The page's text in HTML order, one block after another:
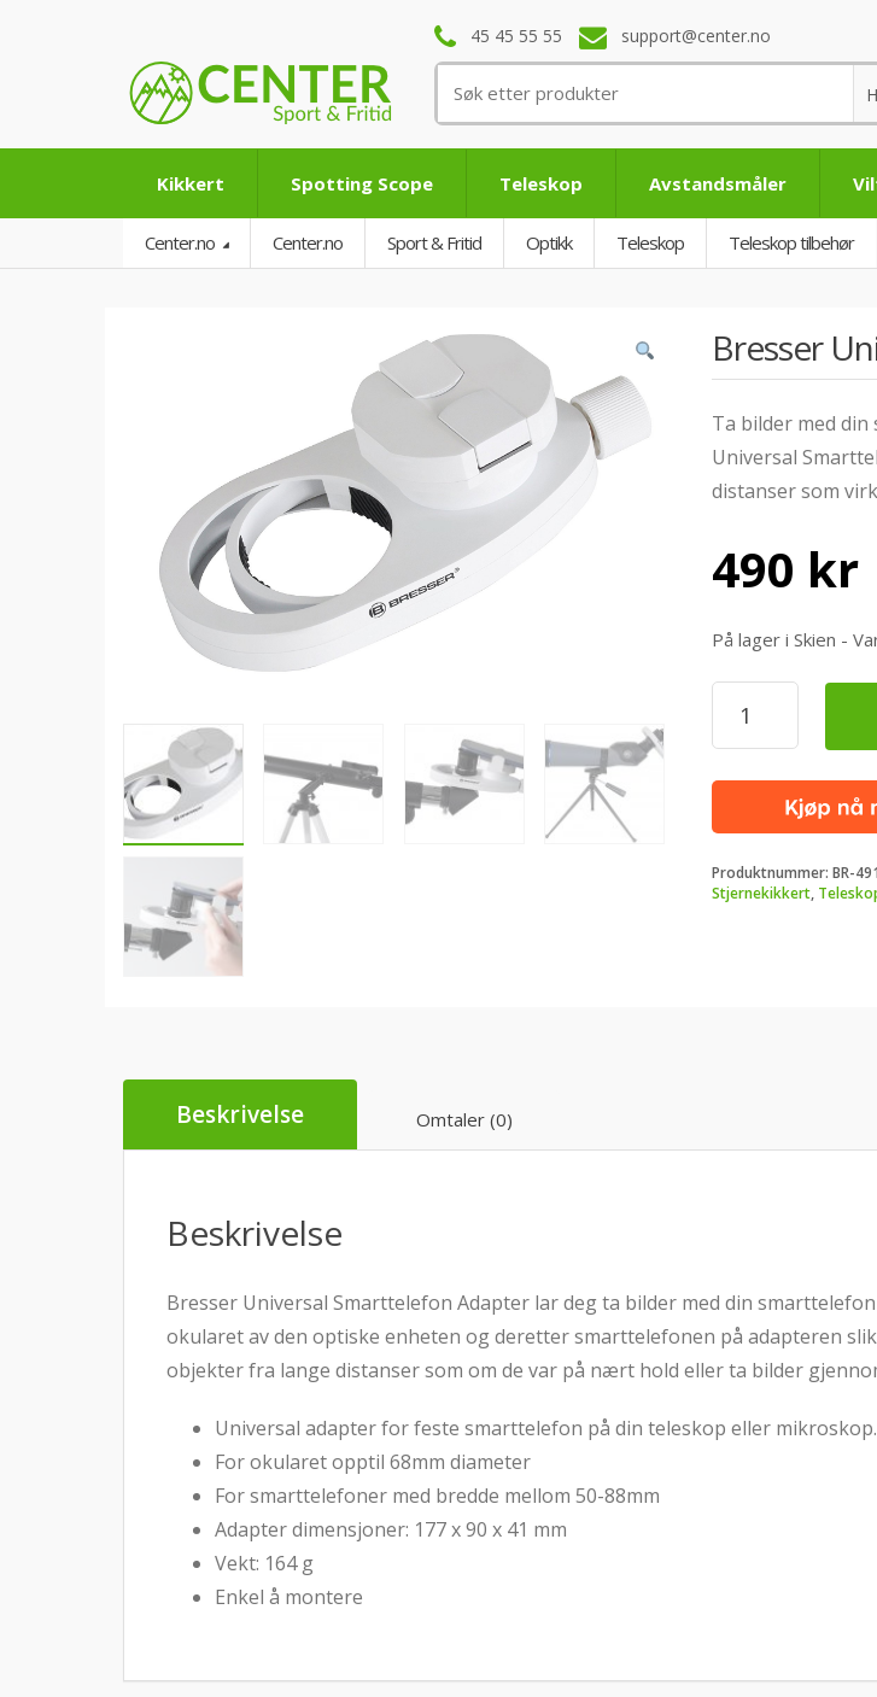
45 45 55 55 support@center.no
etter:
Kikkert Spotting Scope Teleskop Avstandsmåler
Center.no Center.no Sport & Fritid Optikk Teleskop Teleskop tilbehør
Bresser
Ta bilder med
Universal
distanser som
490 kr
På lager i Skien -
Bresser
Universal
Smarttelefon
Produktnummer: BR-
Stjernekikkert,
Beskrivelse Omtaler (0)
Beskrivelse
Bresser Universal Smarttelefon Adapter lar deg ta bilder med din
okularet av den optiske enheten og deretter smarttelefonen på adapteren
objekter fra lange distanser som om de var på nært hold eller ta bilder
Universal adapter for feste smarttelefon på din teleskop eller mikroskop.
For okularet opptil 68mm diameter
For smarttelefoner med bredde mellom 50-88mm
Adapter dimensjoner: 177 x 90 x 41 mm
Vekt: 164 g
Enkel å montere